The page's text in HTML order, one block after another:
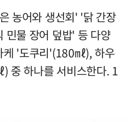
농어와 생선회' '닭 간장
민물 장어 덮밥' 등 다양
케 '도쿠리'(180㎖), 하우
중 하나를 서비스한다. 1